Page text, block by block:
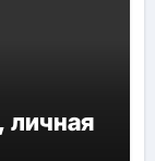
личная